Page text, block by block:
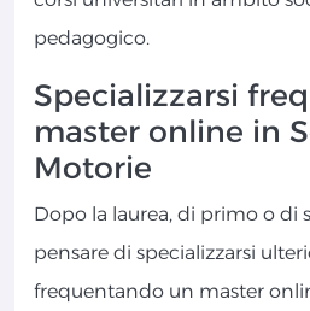
pedagogico.
Specializzarsi
master online in
Motorie
Dopo la laurea, di primo o di
pensare di specializzarsi
frequentando un master